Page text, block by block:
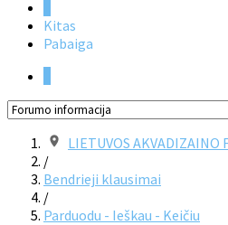
Kitas
Pabaiga
LIETUVOS AKVADIZAINO
/
Bendrieji klausimai
/
Parduodu - Ieškau - Keičiu